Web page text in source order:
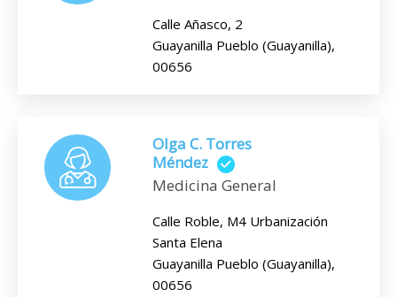
Calle Añasco, 2
Guayanilla Pueblo (Guayanilla),
00656
Olga C. Torres
Méndez
Medicina General
Calle Roble, M4 Urbanización
Santa Elena
Guayanilla Pueblo (Guayanilla),
00656